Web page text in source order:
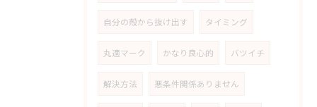
自分の殻から抜け出す タイミング
丸適マーク かなり良心的 バツイチ
解決方法 悪条件関係ありません